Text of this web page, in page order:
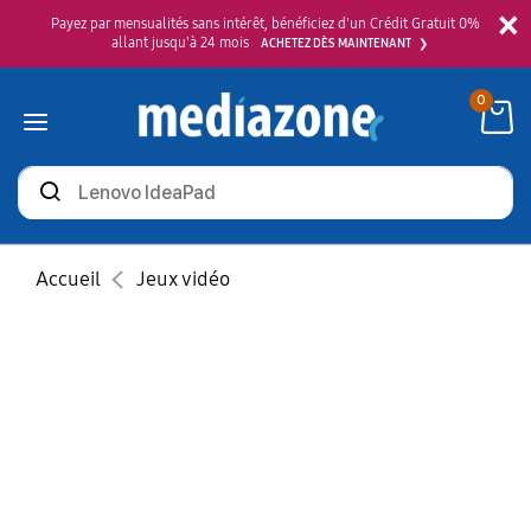
×
Payez par mensualités sans intérêt, bénéficiez d'un Crédit Gratuit 0%
allant jusqu'à 24 mois
ACHETEZ DÈS MAINTENANT
Rechercher
des
produits
0
Accueil Jeux vidéo